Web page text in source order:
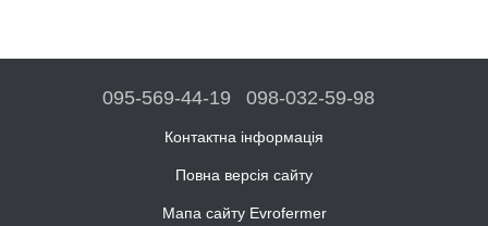
095-569-44-19 098-032-59-98
Контактна інформація
Повна версія сайту
Мапа сайту Evrofermer